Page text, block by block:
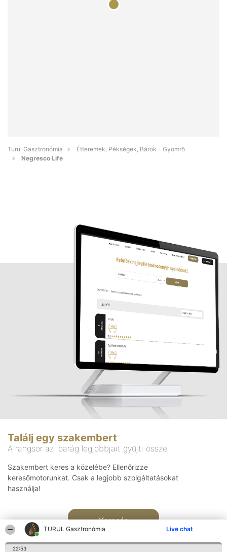
TURUL Gasztronómia Live chat
22:53
Turul Gasztronómia
Étteremek, Pékségek, Bárok - Gyömrő
Negresco Life
Találj egy szakembert
A rangsor az iparág legjobbjait gyűjti össze
Szakembert keres a közelébe? Ellenőrizze
keresőmotorunkat. Csak a legjobb szolgáltatásokat
használja!
Keresés